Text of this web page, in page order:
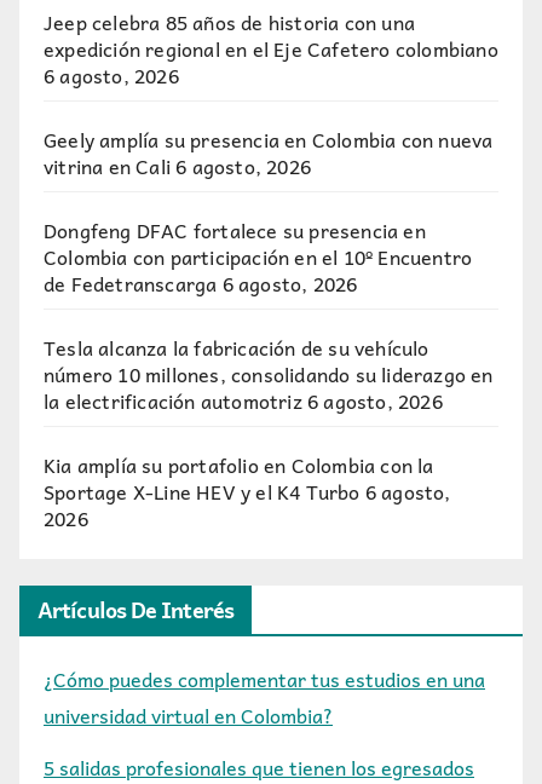
Jeep celebra 85 años de historia con una
expedición regional en el Eje Cafetero colombiano
6 agosto, 2026
Geely amplía su presencia en Colombia con nueva
vitrina en Cali 6 agosto, 2026
Dongfeng DFAC fortalece su presencia en
Colombia con participación en el 10º Encuentro
de Fedetranscarga6 agosto, 2026
Tesla alcanza la fabricación de su vehículo
número 10 millones, consolidando su liderazgo en
la electrificación automotriz6 agosto, 2026
Kia amplía su portafolio en Colombia con la
Sportage X-Line HEV y el K4 Turbo6 agosto,
2026
Artículos De Interés
¿Cómo puedes complementar tus estudios en una
universidad virtual en Colombia?
5 salidas profesionales que tienen los egresados